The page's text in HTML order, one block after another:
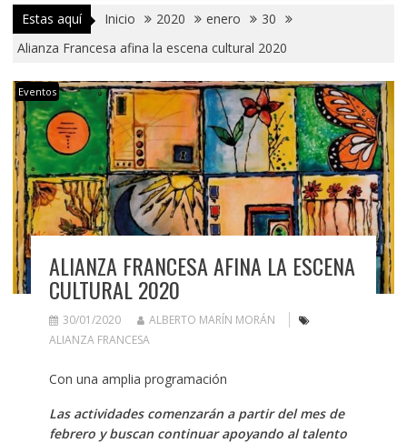
Estas aquí Inicio 2020 enero
30
Alianza Francesa afina la escena cultural 2020
Eventos
ALIANZA FRANCESA AFINA LA ESCENA
CULTURAL 2020
30/01/2020
ALBERTO MARÍN MORÁN
ALIANZA FRANCESA
Con una amplia programación
Las actividades comenzarán a partir del mes de
febrero y buscan continuar apoyando al talento